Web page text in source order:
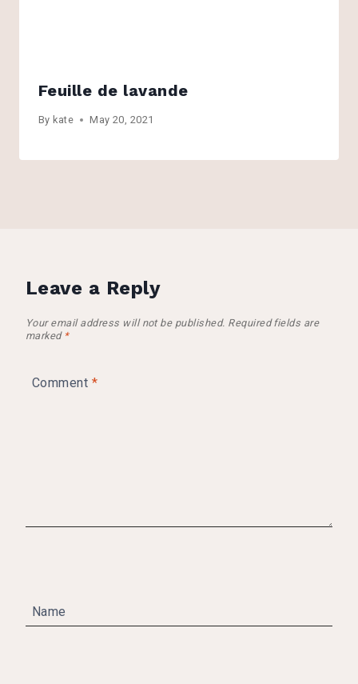
Feuille de lavande
By kate May 20, 2021
Leave a Reply
Your email address will not be published. Required fields are
marked *
Comment *
Name